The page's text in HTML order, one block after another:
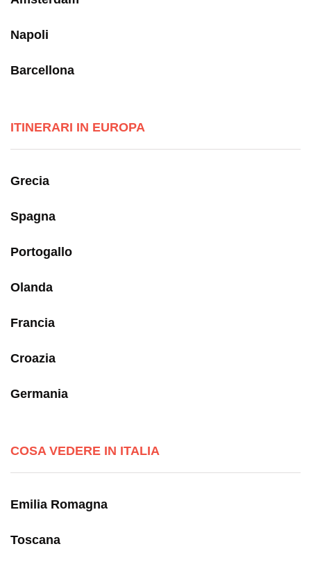
Napoli
Barcellona
ITINERARI IN EUROPA
Grecia
Spagna
Portogallo
Olanda
Francia
Croazia
Germania
COSA VEDERE IN ITALIA
Emilia Romagna
Toscana